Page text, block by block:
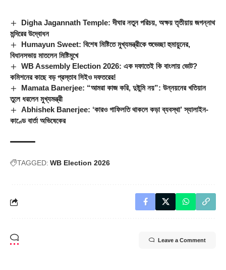
Digha Jagannath Temple: দীঘার নতুন পরিচয়, অক্ষয় তৃতীয়ায় জগন্নাথ
মন্দিরের উদ্বোধন
Humayun Sweet: বিশেষ মিষ্টিতে মুখ্যমন্ত্রীকে শুভেচ্ছা হুমায়ুনের,
বিধানসভায় মাতলেন মিষ্টিমুখে
WB Assembly Election 2026: এক দফাতেই কি বাংলায় ভোট?
কমিশনের কাছে বড় প্রস্তাব সিইও দফতরের!
Mamata Banerjee: “আমরা কাজ করি, দুষ্টুমি নয়”: উন্নয়নের খতিয়ান
তুলে ধরলেন মুখ্যমন্ত্রী
Abhishek Banerjee: ‘কারও গাফিলতি থাকলে কড়া ব্যবস্থা’ স্যালাইন-
কাণ্ডে বার্তা অভিষেকের
TAGGED: WB Election 2026
Leave a Comment